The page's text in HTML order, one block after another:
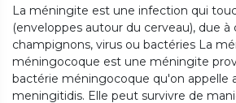
La méningite est une infection qui
(enveloppes autour du cerveau), due à
champignons, virus ou bactéries La
méningocoque est une méningite
bactérie méningocoque qu'on appelle
meningitidis. Elle peut survivre de